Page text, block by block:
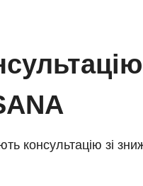
консультацію зі